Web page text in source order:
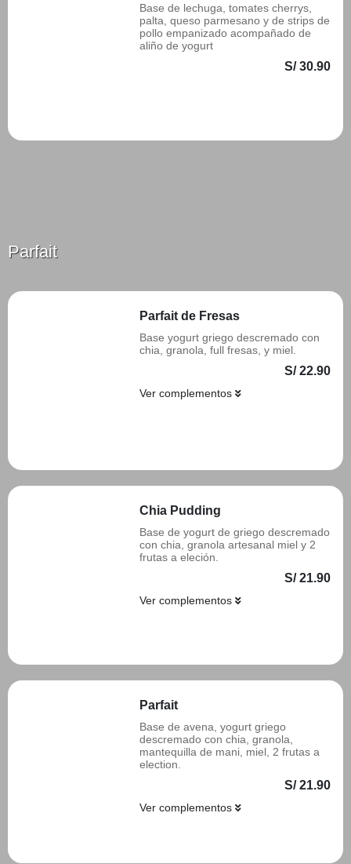
Base de lechuga, tomates cherrys,
palta, queso parmesano y de strips de
pollo empanizado acompañado de
aliño de yogurt
S/ 30.90
Parfait
Parfait de Fresas
Base yogurt griego descremado con
chia, granola, full fresas, y miel.
S/ 22.90
Ver complementos
Chia Pudding
Base de yogurt de griego descremado
con chia, granola artesanal miel y 2
frutas a eleción.
S/ 21.90
Ver complementos
Parfait
Base de avena, yogurt griego
descremado con chia, granola,
mantequilla de mani, miel, 2 frutas a
election.
S/ 21.90
Ver complementos